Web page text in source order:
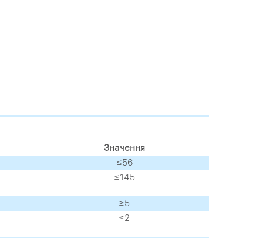
Значення
≤56
≤145
≥5
≤2